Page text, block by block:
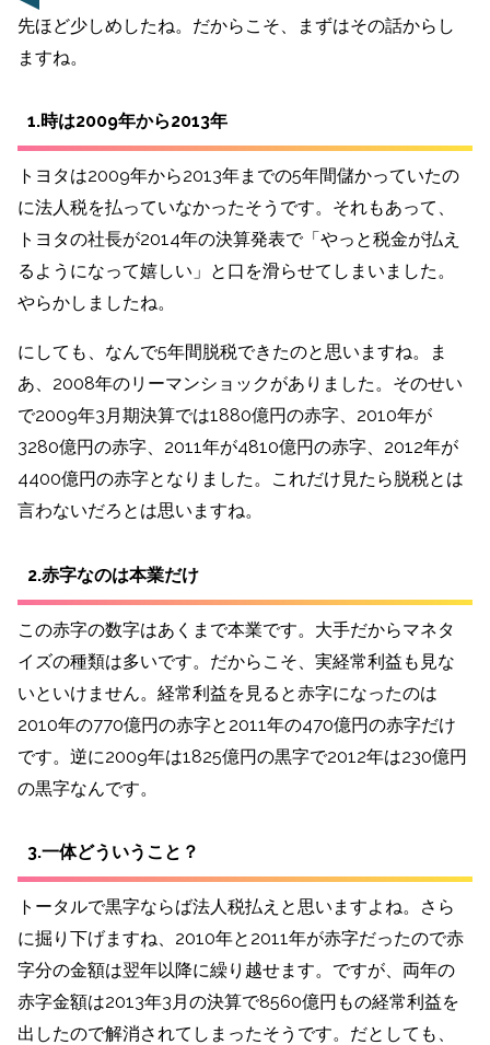
先ほど少しめしたね。だからこそ、まずはその話からし
ますね。
1.時は2009年から2013年
トヨタは2009年から2013年までの5年間儲かっていたの
に法人税を払っていなかったそうです。それもあって、
トヨタの社長が2014年の決算発表で「やっと税金が払え
るようになって嬉しい」と口を滑らせてしまいました。
やらかしましたね。
にしても、なんで5年間脱税できたのと思いますね。ま
あ、2008年のリーマンショックがありました。そのせい
で2009年3月期決算では1880億円の赤字、2010年が
3280億円の赤字、2011年が4810億円の赤字、2012年が
4400億円の赤字となりました。これだけ見たら脱税とは
言わないだろとは思いますね。
2.赤字なのは本業だけ
この赤字の数字はあくまで本業です。大手だからマネタ
イズの種類は多いです。だからこそ、実経常利益も見な
いといけません。経常利益を見ると赤字になったのは
2010年の770億円の赤字と2011年の470億円の赤字だけ
です。逆に2009年は1825億円の黒字で2012年は230億円
の黒字なんです。
3.一体どういうこと？
トータルで黒字ならば法人税払えと思いますよね。さら
に掘り下げますね、2010年と2011年が赤字だったので赤
字分の金額は翌年以降に繰り越せます。ですが、両年の
赤字金額は2013年3月の決算で8560億円もの経常利益を
出したので解消されてしまったそうです。だとしても、